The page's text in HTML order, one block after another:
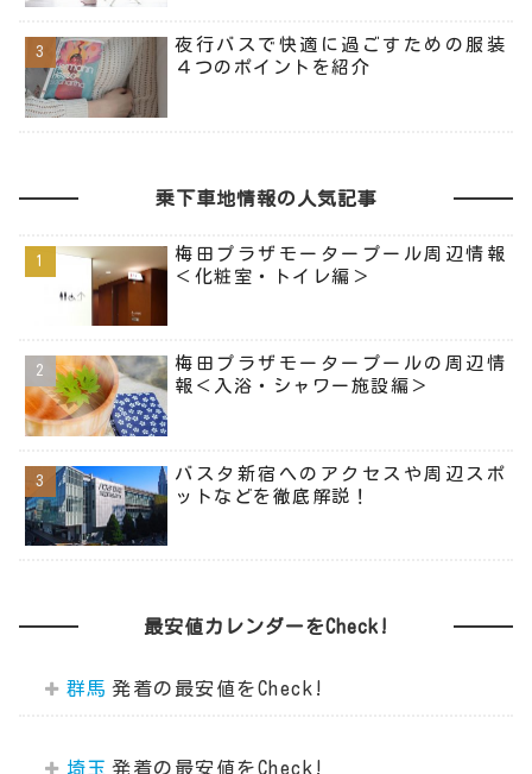
夜行バスで快適に過ごすための服装
４つのポイントを紹介
乗下車地情報の人気記事
梅田プラザモータープール周辺情報
＜化粧室・トイレ編＞
梅田プラザモータープールの周辺情
報＜入浴・シャワー施設編＞
バスタ新宿へのアクセスや周辺スポ
ットなどを徹底解説！
最安値カレンダーをCheck!
群馬
埼玉